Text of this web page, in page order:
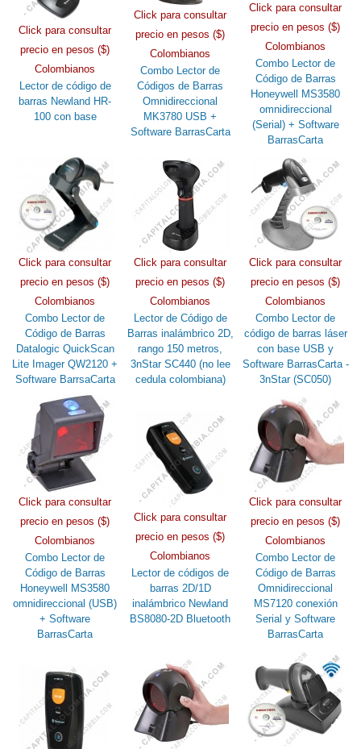
Click para consultar
precio en pesos ($)
Colombianos
Lector de código de
barras Newland HR-
100 con base
Click para consultar
precio en pesos ($)
Colombianos
Combo Lector de
Códigos de Barras
Omnidireccional
MK3780 USB +
Software BarrasCarta
Click para consultar
precio en pesos ($)
Colombianos
Combo Lector de
Código de Barras
Honeywell MS3580
omnidireccional
(Serial) + Software
BarrasCarta
Click para consultar
precio en pesos ($)
Colombianos
Combo Lector de
Código de Barras
Datalogic QuickScan
Lite Imager QW2120 +
Software BarrsaCarta
Click para consultar
precio en pesos ($)
Colombianos
Lector de Código de
Barras inalámbrico 2D,
rango 150 metros,
3nStar SC440 (no lee
cedula colombiana)
Click para consultar
precio en pesos ($)
Colombianos
Combo Lector de
código de barras láser
con base USB y
Software BarrasCarta -
3nStar (SC050)
Click para consultar
precio en pesos ($)
Colombianos
Combo Lector de
Código de Barras
Honeywell MS3580
omnidireccional (USB)
+ Software
BarrasCarta
Click para consultar
precio en pesos ($)
Colombianos
Lector de códigos de
barras 2D/1D
inalámbrico Newland
BS8080-2D Bluetooth
Click para consultar
precio en pesos ($)
Colombianos
Combo Lector de
Código de Barras
Omnidireccional
MS7120 conexión
Serial y Software
BarrasCarta